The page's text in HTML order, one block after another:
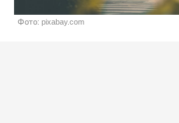
Фото: pixabay.com